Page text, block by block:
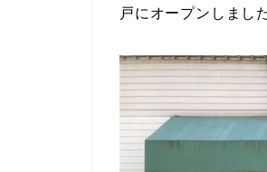
戸にオープンしまし